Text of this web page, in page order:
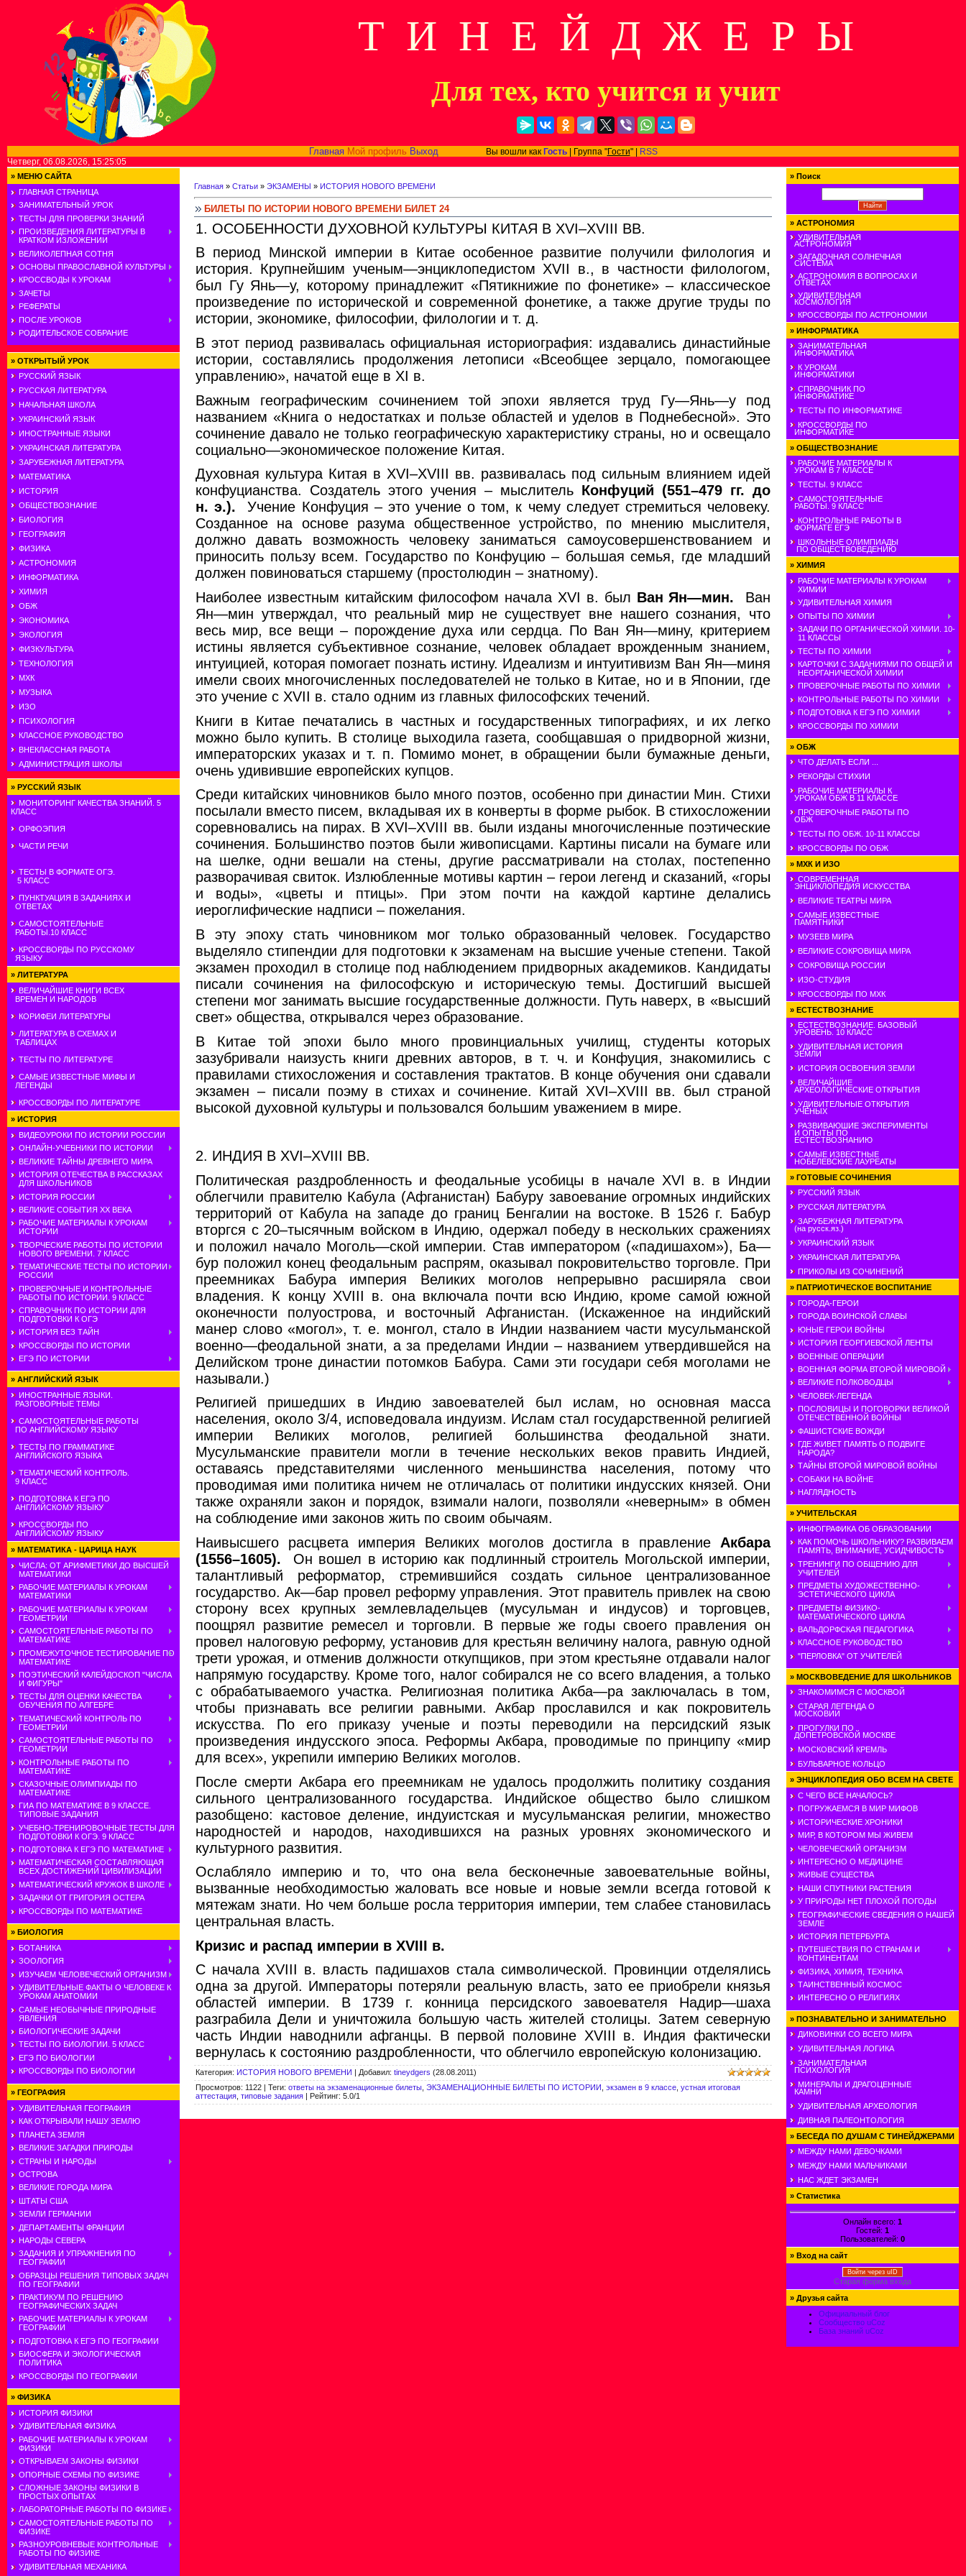
Т И Н Е Й Д Ж Е Р Ы
Для тех, кто учится и учит
Главная Мой профиль ВыходВы вошли как Гость| Группа "Гости" |
RSS
Четверг, 06.08.2026, 15:25:05
» МЕНЮ САЙТА
ГЛАВНАЯ СТРАНИЦА
ЗАНИМАТЕЛЬНЫЙ УРОК
ТЕСТЫ ДЛЯ ПРОВЕРКИ ЗНАНИЙ
ПРОИЗВЕДЕНИЯ ЛИТЕРАТУРЫ В
КРАТКОМ ИЗЛОЖЕНИИ
ВЕЛИКОЛЕПНАЯ СОТНЯ
ОСНОВЫ ПРАВОСЛАВНОЙ КУЛЬТУРЫ
КРОССВОДЫ К УРОКАМ
ЗАЧЕТЫ
РЕФЕРАТЫ
ПОСЛЕ УРОКОВ
РОДИТЕЛЬСКОЕ СОБРАНИЕ
» ОТКРЫТЫЙ УРОК
РУССКИЙ ЯЗЫК
РУССКАЯ ЛИТЕРАТУРА
НАЧАЛЬНАЯ ШКОЛА
УКРАИНСКИЙ ЯЗЫК
ИНОСТРАННЫЕ ЯЗЫКИ
УКРАИНСКАЯ ЛИТЕРАТУРА
ЗАРУБЕЖНАЯ ЛИТЕРАТУРА
МАТЕМАТИКА
ИСТОРИЯ
ОБЩЕСТВОЗНАНИЕ
БИОЛОГИЯ
ГЕОГРАФИЯ
ФИЗИКА
АСТРОНОМИЯ
ИНФОРМАТИКА
ХИМИЯ
ОБЖ
ЭКОНОМИКА
ЭКОЛОГИЯ
ФИЗКУЛЬТУРА
ТЕХНОЛОГИЯ
МХК
МУЗЫКА
ИЗО
ПСИХОЛОГИЯ
КЛАССНОЕ РУКОВОДСТВО
ВНЕКЛАССНАЯ РАБОТА
АДМИНИСТРАЦИЯ ШКОЛЫ
» РУССКИЙ ЯЗЫК
МОНИТОРИНГ КАЧЕСТВА ЗНАНИЙ. 5
КЛАСС
ОРФОЭПИЯ
ЧАСТИ РЕЧИ
ТЕСТЫ В ФОРМАТЕ ОГЭ.
5 КЛАСС
ПУНКТУАЦИЯ В ЗАДАНИЯХ И
ОТВЕТАХ
САМОСТОЯТЕЛЬНЫЕ
РАБОТЫ.10 КЛАСС
КРОССВОРДЫ ПО РУССКОМУ
ЯЗЫКУ
» ЛИТЕРАТУРА
ВЕЛИЧАЙШИЕ КНИГИ ВСЕХ
ВРЕМЕН И НАРОДОВ
КОРИФЕИ ЛИТЕРАТУРЫ
ЛИТЕРАТУРА В СХЕМАХ И
ТАБЛИЦАХ
ТЕСТЫ ПО ЛИТЕРАТУРЕ
САМЫЕ ИЗВЕСТНЫЕ МИФЫ И
ЛЕГЕНДЫ
КРОССВОРДЫ ПО ЛИТЕРАТУРЕ
» ИСТОРИЯ
ВИДЕОУРОКИ ПО ИСТОРИИ РОССИИ
ОНЛАЙН-УЧЕБНИКИ ПО ИСТОРИИ
ВЕЛИКИЕ ТАЙНЫ ДРЕВНЕГО МИРА
ИСТОРИЯ ОТЕЧЕСТВА В РАССКАЗАХ
ДЛЯ ШКОЛЬНИКОВ
ИСТОРИЯ РОССИИ
ВЕЛИКИЕ СОБЫТИЯ ХХ ВЕКА
РАБОЧИЕ МАТЕРИАЛЫ К УРОКАМ
ИСТОРИИ
ТВОРЧЕСКИЕ РАБОТЫ ПО ИСТОРИИ
НОВОГО ВРЕМЕНИ. 7 КЛАСС
ТЕМАТИЧЕСКИЕ ТЕСТЫ ПО ИСТОРИИ
РОССИИ
ПРОВЕРОЧНЫЕ И КОНТРОЛЬНЫЕ
РАБОТЫ ПО ИСТОРИИ. 9 КЛАСС
СПРАВОЧНИК ПО ИСТОРИИ ДЛЯ
ПОДГОТОВКИ К ОГЭ
ИСТОРИЯ БЕЗ ТАЙН
КРОССВОРДЫ ПО ИСТОРИИ
ЕГЭ ПО ИСТОРИИ
» АНГЛИЙСКИЙ ЯЗЫК
ИНОСТРАННЫЕ ЯЗЫКИ.
РАЗГОВОРНЫЕ ТЕМЫ
САМОСТОЯТЕЛЬНЫЕ РАБОТЫ
ПО АНГЛИЙСКОМУ ЯЗЫКУ
ТЕСТЫ ПО ГРАММАТИКЕ
АНГЛИЙСКОГО ЯЗЫКА
ТЕМАТИЧЕСКИЙ КОНТРОЛЬ.
9 КЛАСС
ПОДГОТОВКА К ЕГЭ ПО
АНГЛИЙСКОМУ ЯЗЫКУ
КРОССВОРДЫ ПО
АНГЛИЙСКОМУ ЯЗЫКУ
» МАТЕМАТИКА - ЦАРИЦА НАУК
ЧИСЛА: ОТ АРИФМЕТИКИ ДО ВЫСШЕЙ
МАТЕМАТИКИ
РАБОЧИЕ МАТЕРИАЛЫ К УРОКАМ
МАТЕМАТИКИ
РАБОЧИЕ МАТЕРИАЛЫ К УРОКАМ
ГЕОМЕТРИИ
САМОСТОЯТЕЛЬНЫЕ РАБОТЫ ПО
МАТЕМАТИКЕ
ПРОМЕЖУТОЧНОЕ ТЕСТИРОВАНИЕ ПО
МАТЕМАТИКЕ
ПОЭТИЧЕСКИЙ КАЛЕЙДОСКОП "ЧИСЛА
И ФИГУРЫ"
ТЕСТЫ ДЛЯ ОЦЕНКИ КАЧЕСТВА
ОБУЧЕНИЯ ПО АЛГЕБРЕ
ТЕМАТИЧЕСКИЙ КОНТРОЛЬ ПО
ГЕОМЕТРИИ
САМОСТОЯТЕЛЬНЫЕ РАБОТЫ ПО
ГЕОМЕТРИИ
КОНТРОЛЬНЫЕ РАБОТЫ ПО
МАТЕМАТИКЕ
СКАЗОЧНЫЕ ОЛИМПИАДЫ ПО
МАТЕМАТИКЕ
ГИА ПО МАТЕМАТИКЕ В 9 КЛАССЕ.
ТИПОВЫЕ ЗАДАНИЯ
УЧЕБНО-ТРЕНИРОВОЧНЫЕ ТЕСТЫ ДЛЯ
ПОДГОТОВКИ К ОГЭ. 9 КЛАСС
ПОДГОТОВКА К ЕГЭ ПО МАТЕМАТИКЕ
МАТЕМАТИЧЕСКАЯ СОСТАВЛЯЮЩАЯ
ВСЕХ ДОСТИЖЕНИЙ ЦИВИЛИЗАЦИИ
МАТЕМАТИЧЕСКИЙ КРУЖОК В ШКОЛЕ
ЗАДАЧКИ ОТ ГРИГОРИЯ ОСТЕРА
КРОССВОРДЫ ПО МАТЕМАТИКЕ
» БИОЛОГИЯ
БОТАНИКА
ЗООЛОГИЯ
ИЗУЧАЕМ ЧЕЛОВЕЧЕСКИЙ ОРГАНИЗМ
УДИВИТЕЛЬНЫЕ ФАКТЫ О ЧЕЛОВЕКЕ К
УРОКАМ АНАТОМИИ
САМЫЕ НЕОБЫЧНЫЕ ПРИРОДНЫЕ
ЯВЛЕНИЯ
БИОЛОГИЧЕСКИЕ ЗАДАЧИ
ТЕСТЫ ПО БИОЛОГИИ. 5 КЛАСС
ЕГЭ ПО БИОЛОГИИ
КРОССВОРДЫ ПО БИОЛОГИИ
» ГЕОГРАФИЯ
УДИВИТЕЛЬНАЯ ГЕОГРАФИЯ
КАК ОТКРЫВАЛИ НАШУ ЗЕМЛЮ
ПЛАНЕТА ЗЕМЛЯ
ВЕЛИКИЕ ЗАГАДКИ ПРИРОДЫ
СТРАНЫ И НАРОДЫ
ОСТРОВА
ВЕЛИКИЕ ГОРОДА МИРА
ШТАТЫ США
ЗЕМЛИ ГЕРМАНИИ
ДЕПАРТАМЕНТЫ ФРАНЦИИ
НАРОДЫ СЕВЕРА
ЗАДАНИЯ И УПРАЖНЕНИЯ ПО
ГЕОГРАФИИ
ОБРАЗЦЫ РЕШЕНИЯ ТИПОВЫХ ЗАДАЧ
ПО ГЕОГРАФИИ
ПРАКТИКУМ ПО РЕШЕНИЮ
ГЕОГРАФИЧЕСКИХ ЗАДАЧ
РАБОЧИЕ МАТЕРИАЛЫ К УРОКАМ
ГЕОГРАФИИ
ПОДГОТОВКА К ЕГЭ ПО ГЕОГРАФИИ
БИОСФЕРА И ЭКОЛОГИЧЕСКАЯ
ПОЛИТИКА
КРОССВОРДЫ ПО ГЕОГРАФИИ
» ФИЗИКА
ИСТОРИЯ ФИЗИКИ
УДИВИТЕЛЬНАЯ ФИЗИКА
РАБОЧИЕ МАТЕРИАЛЫ К УРОКАМ
ФИЗИКИ
ОТКРЫВАЕМ ЗАКОНЫ ФИЗИКИ
ОПОРНЫЕ СХЕМЫ ПО ФИЗИКЕ
СЛОЖНЫЕ ЗАКОНЫ ФИЗИКИ В
ПРОСТЫХ ОПЫТАХ
ЛАБОРАТОРНЫЕ РАБОТЫ ПО ФИЗИКЕ
САМОСТОЯТЕЛЬНЫЕ РАБОТЫ ПО
ФИЗИКЕ
РАЗНОУРОВНЕВЫЕ КОНТРОЛЬНЫЕ
РАБОТЫ ПО ФИЗИКЕ
УДИВИТЕЛЬНАЯ МЕХАНИКА
Главная » Статьи » ЭКЗАМЕНЫ » ИСТОРИЯ НОВОГО ВРЕМЕНИ
БИЛЕТЫ ПО ИСТОРИИ НОВОГО ВРЕМЕНИ БИЛЕТ 24
1. ОСОБЕННОСТИ ДУХОВНОЙ КУЛЬТУРЫ КИТАЯ В XVI–XVIII ВВ.
В период Минской империи в Китае особенное развитие получили филология и
история. Крупнейшим ученым—энциклопедистом XVII в., в частности филологом,
был Гу Янь—у, которому принадлежит «Пятикнижие по фонетике» – классическое
произведение по исторической и современной фонетике, а также другие труды по
истории, экономике, философии, филологии и т. д.
В этот период развивалась официальная историография: издавались династийные
истории, составлялись продолжения летописи «Всеобщее зерцало, помогающее
управлению», начатой еще в XI в.
Важным географическим сочинением той эпохи является труд Гу—Янь—у под
названием «Книга о недостатках и пользе областей и уделов в Поднебесной». Это
сочинение давало не только географическую характеристику страны, но и освещало
социально—экономическое положение Китая.
Духовная культура Китая в XVI–XVIII вв. развивалась под сильным влиянием идей
конфуцианства. Создатель этого учения – мыслитель Конфуций (551–479 гг. до
н. э.).
Учение Конфуция – это учение о том, к чему следует стремиться человеку.
Созданное на основе разума общественное устройство, по мнению мыслителя,
должно давать возможность человеку заниматься самоусовершенствованием и
приносить пользу всем. Государство по Конфуцию – большая семья, где младший
должен повиноваться старшему (простолюдин – знатному).
Наиболее известным китайским философом начала XVI в. был Ван Ян—мин.
Ван
Ян—мин утверждал, что реальный мир не существует вне нашего сознания, что
весь мир, все вещи – порождение духа или сердца. По Ван Ян—мину, критерием
истины является субъективное сознание, человек обладает врожденным знанием,
интуицией, которая помогает познать истину. Идеализм и интуитивизм Ван Ян—миня
имели своих многочисленных последователей не только в Китае, но и в Японии, где
это учение с XVII в. стало одним из главных философских течений.
Книги в Китае печатались в частных и государственных типографиях, и их легко
можно было купить. В столице выходила газета, сообщавшая о придворной жизни,
императорских указах и т. п. Помимо монет, в обращении были бумажные деньги,
очень удивившие европейских купцов.
Среди китайских чиновников было много поэтов, особенно при династии Мин. Стихи
посылали вместо писем, вкладывая их в конверты в форме рыбок. В стихосложении
соревновались на пирах. В XVI–XVIII вв. были изданы многочисленные поэтические
сочинения. Большинство поэтов были живописцами. Картины писали на бумаге или
на шелке, одни вешали на стены, другие рассматривали на столах, постепенно
разворачивая свиток. Излюбленные мотивы картин – герои легенд и сказаний, «горы
и воды», «цветы и птицы». При этом почти на каждой картине делались
иероглифические надписи – пожелания.
В эту эпоху стать чиновником мог только образованный человек. Государство
выделяло стипендии для подготовки к экзаменам на высшие ученые степени. Такой
экзамен проходил в столице под наблюдением придворных академиков. Кандидаты
писали сочинения на философскую и историческую темы. Достигший высшей
степени мог занимать высшие государственные должности. Путь наверх, в «высший
свет» общества, открывался через образование.
В Китае той эпохи было много провинциальных училищ, студенты которых
зазубривали наизусть книги древних авторов, в т. ч. и Конфуция, знакомились с
правилами стихосложения и составления трактатов. В конце обучения они сдавали
экзамен – писали поэму в стихах и сочинение. Китай XVI–XVIII вв. был страной
высокой духовной культуры и пользовался большим уважением в мире.
2. ИНДИЯ В XVI–XVIII ВВ.
Политическая раздробленность и феодальные усобицы в начале XVI в. в Индии
облегчили правителю Кабула (Афганистан) Бабуру завоевание огромных индийских
территорий от Кабула на западе до границ Бенгалии на востоке. В 1526 г. Бабур
вторгся с 20–тысячным войском в Индию, одержал победу в нескольких сражениях
и положил начало Моголь—ской империи. Став императором («падишахом»), Ба—
бур положил конец феодальным распрям, оказывал покровительство торговле. При
преемниках Бабура империя Великих моголов непрерывно расширяла свои
владения. К концу XVIII в. она включала почти всю Индию, кроме самой южной
оконечности полуострова, и восточный Афганистан. (Искаженное на индийский
манер слово «могол», т. е. монгол, стало в Индии названием части мусульманской
военно—феодальной знати, а за пределами Индии – названием утвердившейся на
Делийском троне династии потомков Бабура. Сами эти государи себя моголами не
называли.)
Религией пришедших в Индию завоевателей был ислам, но основная масса
населения, около 3/4, исповедовала индуизм. Ислам стал государственной религией
империи Великих моголов, религией большинства феодальной знати.
Мусульманские правители могли в течение нескольких веков править Индией,
оставаясь представителями численного меньшинства населения, потому что
проводимая ими политика ничем не отличалась от политики индусских князей. Они
также охраняли закон и порядок, взимали налоги, позволяли «неверным» в обмен
на соблюдение ими законов жить по своим обычаям.
Наивысшего расцвета империя Великих моголов достигла в правление Акбара
(1556–1605).
Он вошел в историю как подлинный строитель Могольской империи,
талантливый реформатор, стремившийся создать сильное централизованное
государство. Ак—бар провел реформу управления. Этот правитель привлек на свою
сторону всех крупных землевладельцев (мусульман и индусов) и торговцев,
поощрял развитие ремесел и торговли. В первые же годы своего правления он
провел налоговую реформу, установив для крестьян величину налога, равную одной
трети урожая, и отменив должности откупщиков, при этом крестьяне отдавали налог
напрямую государству. Кроме того, налог собирался не со всего владения, а только
с обрабатываемого участка. Религиозная политика Акба—ра заключалась в том,
чтобы признавать все религии равными. Акбар прославился и как покровитель
искусства. По его приказу ученые и поэты переводили на персидский язык
произведения индусского эпоса. Реформы Акбара, проводимые по принципу «мир
для всех», укрепили империю Великих моголов.
После смерти Акбара его преемникам не удалось продолжить политику создания
сильного централизованного государства. Индийское общество было слишком
разобщено: кастовое деление, индуистская и мусульманская религии, множество
народностей и народов, находившихся на разных уровнях экономического и
культурного развития.
Ослабляло империю и то, что она вела бесконечные завоевательные войны,
вызванные необходимостью жаловать все новые и новые земли всегда готовой к
мятежам знати. Но чем больше росла территория империи, тем слабее становилась
центральная власть.
Кризис и распад империи в XVIII в.
С начала XVIII в. власть падишахов стала символической. Провинции отделялись
одна за другой. Императоры потеряли реальную власть, зато ее приобрели князья
областей империи. В 1739 г. конница персидского завоевателя Надир—шаха
разграбила Дели и уничтожила большую часть жителей столицы. Затем северную
часть Индии наводнили афганцы. В первой половине XVIII в. Индия фактически
вернулась к состоянию раздробленности, что облегчило европейскую колонизацию.
Категория: ИСТОРИЯ НОВОГО ВРЕМЕНИ | Добавил: tineydgers (28.08.2011)
Просмотров: 1122 | Теги: ответы на экзаменационные билеты ЭКЗАМЕНАЦИОННЫЕ БИЛЕТЫ ПО ИСТОРИИ экзамен в 9 классе устная итоговая
аттестация типовые задания | Рейтинг: 5.0/1
» Поиск
» АСТРОНОМИЯ
УДИВИТЕЛЬНАЯ
АСТРОНОМИЯ
ЗАГАДОЧНАЯ СОЛНЕЧНАЯ
СИСТЕМА
АСТРОНОМИЯ В ВОПРОСАХ И
ОТВЕТАХ
УДИВИТЕЛЬНАЯ
КОСМОЛОГИЯ
КРОССВОРДЫ ПО АСТРОНОМИИ
» ИНФОРМАТИКА
ЗАНИМАТЕЛЬНАЯ
ИНФОРМАТИКА
К УРОКАМ
ИНФОРМАТИКИ
СПРАВОЧНИК ПО
ИНФОРМАТИКЕ
ТЕСТЫ ПО ИНФОРМАТИКЕ
КРОССВОРДЫ ПО
ИНФОРМАТИКЕ
» ОБЩЕСТВОЗНАНИЕ
РАБОЧИЕ МАТЕРИАЛЫ К
УРОКАМ В 7 КЛАССЕ
ТЕСТЫ. 9 КЛАСС
САМОСТОЯТЕЛЬНЫЕ
РАБОТЫ. 9 КЛАСС
КОНТРОЛЬНЫЕ РАБОТЫ В
ФОРМАТЕ ЕГЭ
ШКОЛЬНЫЕ ОЛИМПИАДЫ
ПО ОБЩЕСТВОВЕДЕНИЮ
» ХИМИЯ
РАБОЧИЕ МАТЕРИАЛЫ К УРОКАМ
ХИМИИ
УДИВИТЕЛЬНАЯ ХИМИЯ
ОПЫТЫ ПО ХИМИИ
ЗАДАЧИ ПО ОРГАНИЧЕСКОЙ ХИМИИ. 10-
11 КЛАССЫ
ТЕСТЫ ПО ХИМИИ
КАРТОЧКИ С ЗАДАНИЯМИ ПО ОБЩЕЙ И
НЕОРГАНИЧЕСКОЙ ХИМИИ
ПРОВЕРОЧНЫЕ РАБОТЫ ПО ХИМИИ
КОНТРОЛЬНЫЕ РАБОТЫ ПО ХИМИИ
ПОДГОТОВКА К ЕГЭ ПО ХИМИИ
КРОССВОРДЫ ПО ХИМИИ
» ОБЖ
ЧТО ДЕЛАТЬ ЕСЛИ ...
РЕКОРДЫ СТИХИИ
РАБОЧИЕ МАТЕРИАЛЫ К
УРОКАМ ОБЖ В 11 КЛАССЕ
ПРОВЕРОЧНЫЕ РАБОТЫ ПО
ОБЖ
ТЕСТЫ ПО ОБЖ. 10-11 КЛАССЫ
КРОССВОРДЫ ПО ОБЖ
» МХК И ИЗО
СОВРЕМЕННАЯ
ЭНЦИКЛОПЕДИЯ ИСКУССТВА
ВЕЛИКИЕ ТЕАТРЫ МИРА
САМЫЕ ИЗВЕСТНЫЕ
ПАМЯТНИКИ
МУЗЕЕВ МИРА
ВЕЛИКИЕ СОКРОВИЩА МИРА
СОКРОВИЩА РОССИИ
ИЗО-СТУДИЯ
КРОССВОРДЫ ПО МХК
» ЕСТЕСТВОЗНАНИЕ
ЕСТЕСТВОЗНАНИЕ. БАЗОВЫЙ
УРОВЕНЬ. 10 КЛАСС
УДИВИТЕЛЬНАЯ ИСТОРИЯ
ЗЕМЛИ
ИСТОРИЯ ОСВОЕНИЯ ЗЕМЛИ
ВЕЛИЧАЙШИЕ
АРХЕОЛОГИЧЕСКИЕ ОТКРЫТИЯ
УДИВИТЕЛЬНЫЕ ОТКРЫТИЯ
УЧЕНЫХ
РАЗВИВАЮШИЕ ЭКСПЕРИМЕНТЫ
И ОПЫТЫ ПО
ЕСТЕСТВОЗНАНИЮ
САМЫЕ ИЗВЕСТНЫЕ
НОБЕЛЕВСКИЕ ЛАУРЕАТЫ
» ГОТОВЫЕ СОЧИНЕНИЯ
РУССКИЙ ЯЗЫК
РУССКАЯ ЛИТЕРАТУРА
ЗАРУБЕЖНАЯ ЛИТЕРАТУРА
(на русск.яз.)
УКРАИНСКИЙ ЯЗЫК
УКРАИНСКАЯ ЛИТЕРАТУРА
ПРИКОЛЫ ИЗ СОЧИНЕНИЙ
» ПАТРИОТИЧЕСКОЕ ВОСПИТАНИЕ
ГОРОДА-ГЕРОИ
ГОРОДА ВОИНСКОЙ СЛАВЫ
ЮНЫЕ ГЕРОИ ВОЙНЫ
ИСТОРИЯ ГЕОРГИЕВСКОЙ ЛЕНТЫ
ВОЕННЫЕ ОПЕРАЦИИ
ВОЕННАЯ ФОРМА ВТОРОЙ МИРОВОЙ
ВЕЛИКИЕ ПОЛКОВОДЦЫ
ЧЕЛОВЕК-ЛЕГЕНДА
ПОСЛОВИЦЫ И ПОГОВОРКИ ВЕЛИКОЙ
ОТЕЧЕСТВЕННОЙ ВОЙНЫ
ФАШИСТСКИЕ ВОЖДИ
ГДЕ ЖИВЕТ ПАМЯТЬ О ПОДВИГЕ
НАРОДА?
ТАЙНЫ ВТОРОЙ МИРОВОЙ ВОЙНЫ
СОБАКИ НА ВОЙНЕ
НАГЛЯДНОСТЬ
» УЧИТЕЛЬСКАЯ
ИНФОГРАФИКА ОБ ОБРАЗОВАНИИ
КАК ПОМОЧЬ ШКОЛЬНИКУ? РАЗВИВАЕМ
ПАМЯТЬ, ВНИМАНИЕ, УСИДЧИВОСТЬ
ТРЕНИНГИ ПО ОБЩЕНИЮ ДЛЯ
УЧИТЕЛЕЙ
ПРЕДМЕТЫ ХУДОЖЕСТВЕННО-
ЭСТЕТИЧЕСКОГО ЦИКЛА
ПРЕДМЕТЫ ФИЗИКО-
МАТЕМАТИЧЕСКОГО ЦИКЛА
ВАЛЬДОРФСКАЯ ПЕДАГОГИКА
КЛАССНОЕ РУКОВОДСТВО
"ПЕРЛОВКА" ОТ УЧИТЕЛЕЙ
» МОСКВОВЕДЕНИЕ ДЛЯ ШКОЛЬНИКОВ
ЗНАКОМИМСЯ С МОСКВОЙ
СТАРАЯ ЛЕГЕНДА О
МОСКОВИИ
ПРОГУЛКИ ПО
ДОПЕТРОВСКОЙ МОСКВЕ
МОСКОВСКИЙ КРЕМЛЬ
БУЛЬВАРНОЕ КОЛЬЦО
» ЭНЦИКЛОПЕДИЯ ОБО ВСЕМ НА СВЕТЕ
С ЧЕГО ВСЕ НАЧАЛОСЬ?
ПОГРУЖАЕМСЯ В МИР МИФОВ
ИСТОРИЧЕСКИЕ ХРОНИКИ
МИР, В КОТОРОМ МЫ ЖИВЕМ
ЧЕЛОВЕЧЕСКИЙ ОРГАНИЗМ
ИНТЕРЕСНО О МЕДИЦИНЕ
ЖИВЫЕ СУЩЕСТВА
НАШИ СПУТНИКИ РАСТЕНИЯ
У ПРИРОДЫ НЕТ ПЛОХОЙ ПОГОДЫ
ГЕОГРАФИЧЕСКИЕ СВЕДЕНИЯ О НАШЕЙ
ЗЕМЛЕ
ИСТОРИЯ ПЕТЕРБУРГА
ПУТЕШЕСТВИЯ ПО СТРАНАМ И
КОНТИНЕНТАМ
ФИЗИКА, ХИМИЯ, ТЕХНИКА
ТАИНСТВЕННЫЙ КОСМОС
ИНТЕРЕСНО О РЕЛИГИЯХ
» ПОЗНАВАТЕЛЬНО И ЗАНИМАТЕЛЬНО
ДИКОВИНКИ СО ВСЕГО МИРА
УДИВИТЕЛЬНАЯ ЛОГИКА
ЗАНИМАТЕЛЬНАЯ
ПСИХОЛОГИЯ
МИНЕРАЛЫ И ДРАГОЦЕННЫЕ
КАМНИ
УДИВИТЕЛЬНАЯ АРХЕОЛОГИЯ
ДИВНАЯ ПАЛЕОНТОЛОГИЯ
» БЕСЕДА ПО ДУШАМ С ТИНЕЙДЖЕРАМИ
МЕЖДУ НАМИ ДЕВОЧКАМИ
МЕЖДУ НАМИ МАЛЬЧИКАМИ
НАС ЖДЕТ ЭКЗАМЕН
» Статистика
Онлайн всего: 1
Гостей: 1
Пользователей: 0
» Вход на сайт
Войти через uID
Старая форма входа
» Друзья сайта
Официальный блог
Сообщество uCoz
База знаний uCoz